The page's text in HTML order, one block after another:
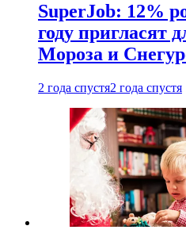
SuperJob: 12%
году пригласят
Мороза и
2 года спустя2 года спустя